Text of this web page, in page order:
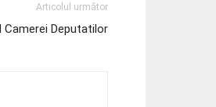
Articolul următor
Camerei Deputatilor